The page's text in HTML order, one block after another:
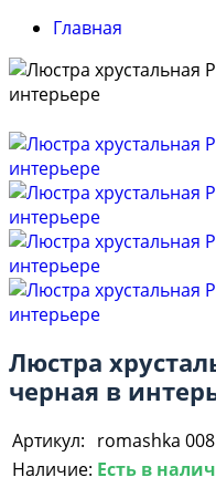
Главная
Люстра
черная в
Артикул: romashka
Наличие: Есть в